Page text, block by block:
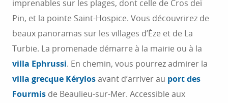
imprenables sur les plages, dont celle de Cros deï
Pin, et la pointe Saint-Hospice. Vous découvrirez de
beaux panoramas sur les villages d’Èze et de La
Turbie. La promenade démarre à la mairie ou à la
villa Ephrussi. En chemin, vous pourrez admirer la
villa grecque Kérylosavant d’arriver au port des
Fourmis de Beaulieu-sur-Mer. Accessible aux